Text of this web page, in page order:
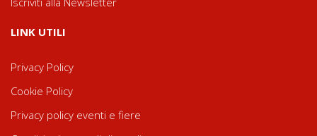
LINK UTILI
Privacy Policy
Cookie Policy
Privacy policy eventi e fiere